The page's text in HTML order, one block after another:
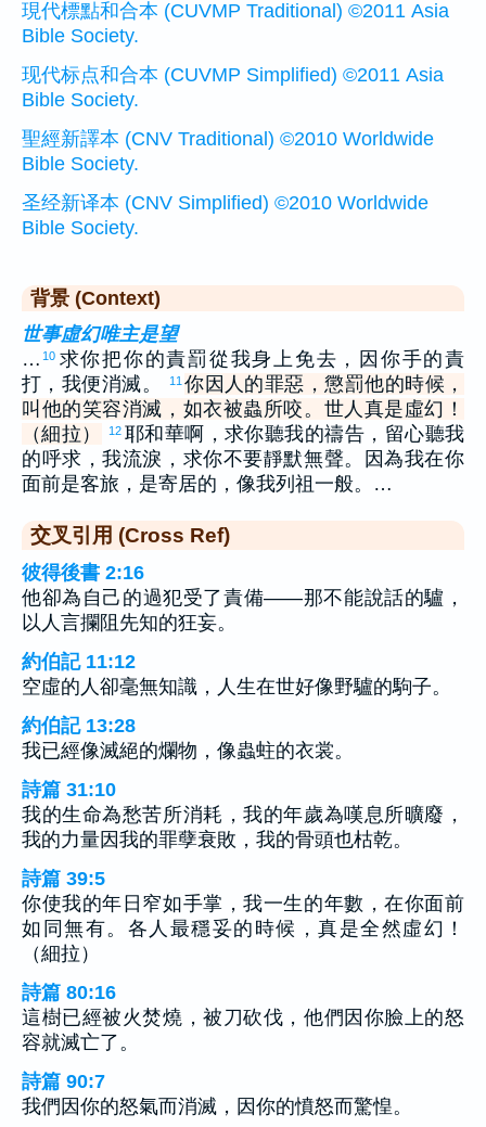
現代標點和合本 (CUVMP Traditional) ©2011 Asia
Bible Society.
现代标点和合本 (CUVMP Simplified) ©2011 Asia
Bible Society.
聖經新譯本 (CNV Traditional) ©2010 Worldwide
Bible Society.
圣经新译本 (CNV Simplified) ©2010 Worldwide
Bible Society.
背景 (Context)
世事虛幻唯主是望
… 10 求你把你的責罰從我身上免去，因你手的責
打，我便消滅。
11 你因人的罪惡，懲罰他的時候，
叫他的笑容消滅，如衣被蟲所咬。世人真是虛幻！
（細拉）
12 耶和華啊，求你聽我的禱告，留心聽我
的呼求，我流淚，求你不要靜默無聲。因為我在你
面前是客旅，是寄居的，像我列祖一般。…
交叉引用 (Cross Ref)
彼得後書 2:16
他卻為自己的過犯受了責備——那不能說話的驢，
以人言攔阻先知的狂妄。
約伯記 11:12
空虛的人卻毫無知識，人生在世好像野驢的駒子。
約伯記 13:28
我已經像滅絕的爛物，像蟲蛀的衣裳。
詩篇 31:10
我的生命為愁苦所消耗，我的年歲為嘆息所曠廢，
我的力量因我的罪孽衰敗，我的骨頭也枯乾。
詩篇 39:5
你使我的年日窄如手掌，我一生的年數，在你面前
如同無有。各人最穩妥的時候，真是全然虛幻！
（細拉）
詩篇 80:16
這樹已經被火焚燒，被刀砍伐，他們因你臉上的怒
容就滅亡了。
詩篇 90:7
我們因你的怒氣而消滅，因你的憤怒而驚惶。